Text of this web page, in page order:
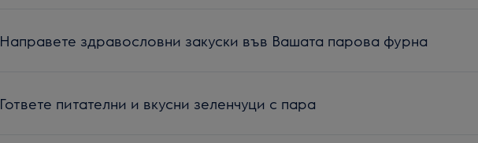
Направете здравословни закуски във Вашата парова фурна
Гответе питателни и вкусни зеленчуци с пара